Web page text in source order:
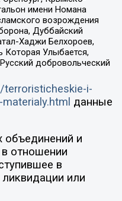
имени Номана
возрождения
Дуббайский
Хаджи Белхороев,
Улыбается,
добровольческий
terroristicheskie-i-
данные
объединений и
в отношении
в
или